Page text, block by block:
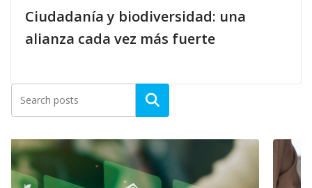
Ciudadanía y biodiversidad: una
alianza cada vez más fuerte